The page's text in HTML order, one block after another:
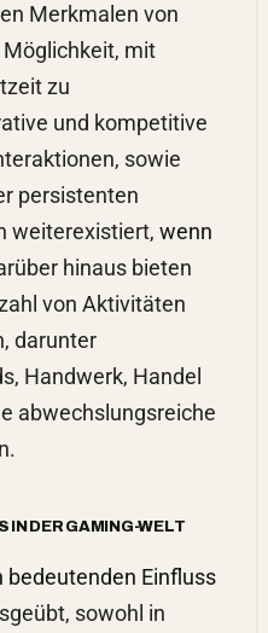
Merkmalen von
Möglichkeit, mit
zu
und kompetitive
sowie
persistenten
weiterexistiert, wenn
hinaus bieten
von Aktivitäten
darunter
Handwerk, Handel
abwechslungsreiche
IN DER GAMING-WELT
sowohl in